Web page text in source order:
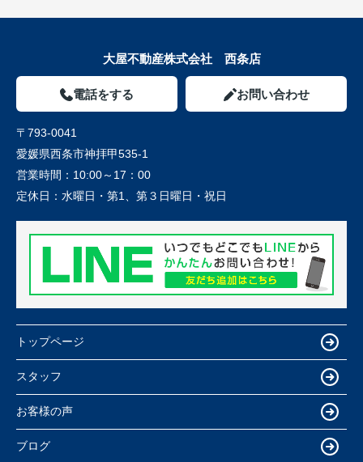
大屋不動産株式会社 西条店
電話をする お問い合わせ
〒793-0041
愛媛県西条市神拝甲535-1
営業時間： 10:00～17：00
定休日： 水曜日・第1、第３日曜日・祝日
トップページ
スタッフ
お客様の声
ブログ